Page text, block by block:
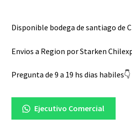
Disponible bodega de santiago de
Envios a Region por Starken
Pregunta de 9 a 19 hs dias habiles👇
Ejecutivo Comercial